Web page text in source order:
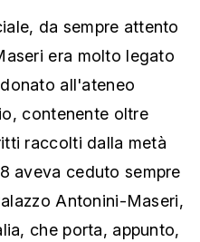
da sempre attento
era molto legato
all'ateneo
contenente oltre
raccolti dalla metà
aveva ceduto sempre
Antonini-Maseri,
che porta, appunto,